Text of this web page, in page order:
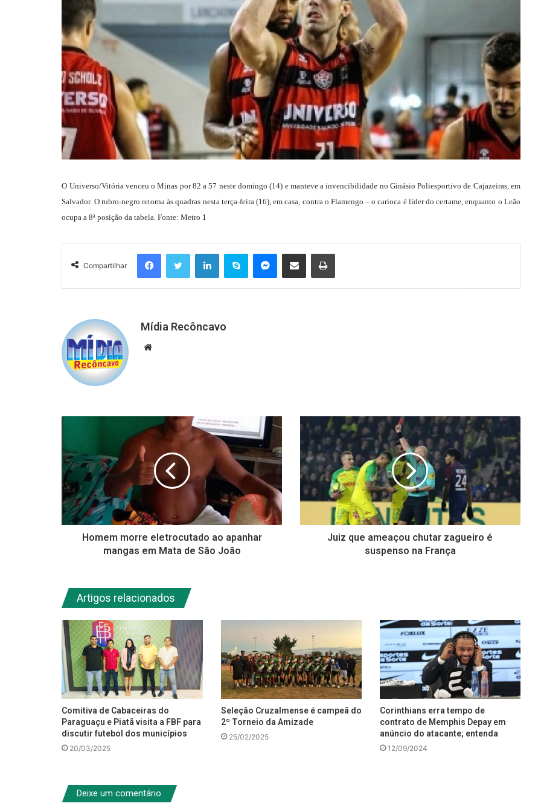
O Universo/Vitória venceu o Minas por 82 a 57 neste domingo (14) e manteve a invencibilidade no Ginásio Poliesportivo de Cajazeiras, em
Salvador. O rubro-negro retorna às quadras nesta terça-feira (16), em casa, contra o Flamengo – o carioca é líder do certame, enquanto o Leão
ocupa a 8ª posição da tabela. Fonte: Metro 1
Compartilhar
FacebookTwitter LinkedinSkype Messenger
Compartilhar via e-mail Imprimir
Mídia Recôncavo
Website
Homem morre eletrocutado ao apanhar
mangas em Mata de São João
Juiz que ameaçou chutar zagueiro é
suspenso na França
Artigos relacionados
Comitiva de Cabaceiras do
Paraguaçu e Piatã visita a FBF para
discutir futebol dos municípios
20/03/2025
Seleção Cruzalmense é campeã do
2º Torneio da Amizade
25/02/2025
Corinthians erra tempo de
contrato de Memphis Depay em
anúncio do atacante; entenda
12/09/2024
Deixe um comentário